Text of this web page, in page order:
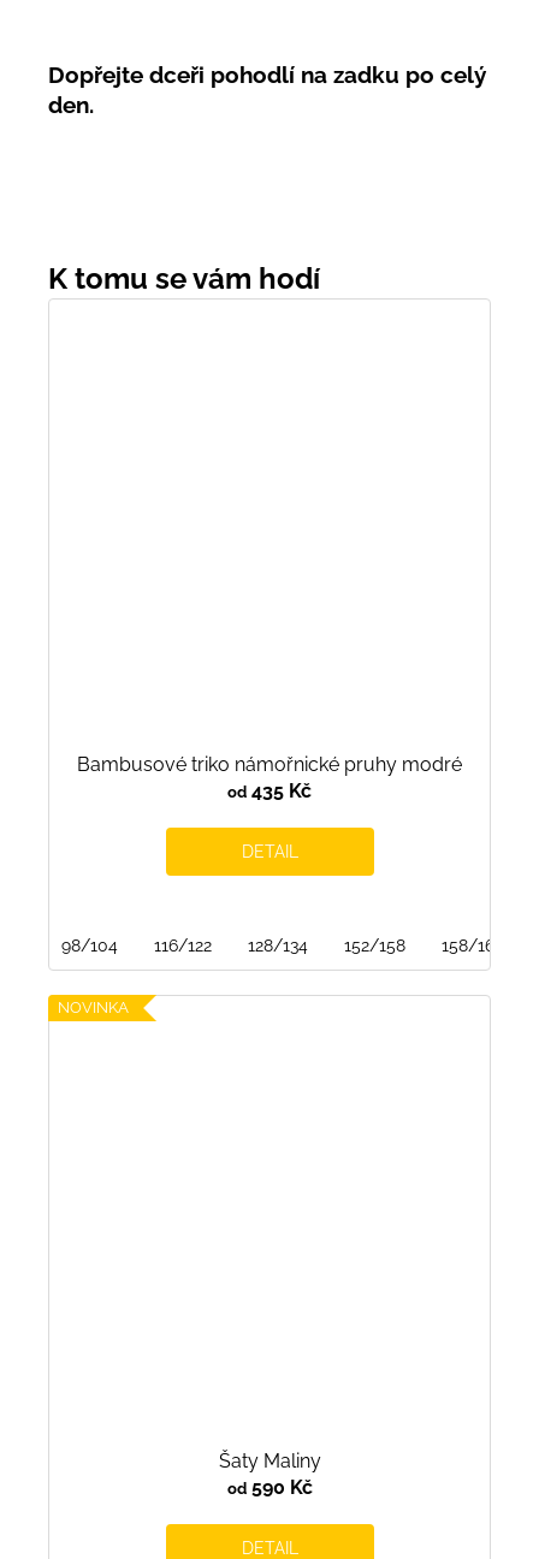
Dopřejte dceři pohodlí na zadku po celý
den.
Bambusové triko námořnické pruhy modré
od 435 Kč
DETAIL
98/104 116/122 128/134 152/158 158/164
NOVINKA
Šaty Maliny
od590 Kč
DETAIL